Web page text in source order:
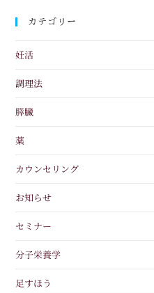
カテゴリー
妊活
調理法
膵臓
薬
カウンセリング
お知らせ
セミナー
分子栄養学
足すほう